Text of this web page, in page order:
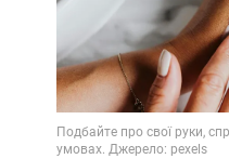
Подбайте про свої руки,
умовах. Джерело: pexels